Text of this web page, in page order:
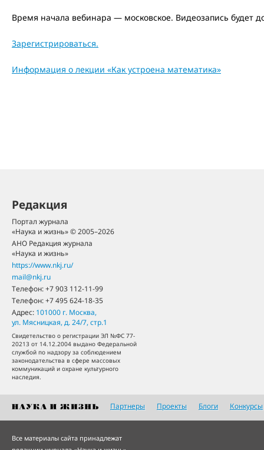
Время начала вебинара — московское. Видеозапись будет
Зарегистрироваться.
Информация о лекции «Как устроена математика»
Редакция
Портал журнала
«Наука и жизнь» © 2005–2026
АНО Редакция журнала
«Наука и жизнь»
https://www.nkj.ru/
mail@nkj.ru
Телефон:+7 903 112-11-99
Телефон:+7 495 624-18-35
Адрес: 101000 г. Москва,
ул. Мясницкая, д. 24/7, стр.1
Свидетельство о регистрации ЭЛ №ФС 77-
20213 от 14.12.2004 выдано Федеральной
службой по надзору за соблюдением
законодательства в сфере массовых
коммуникаций и охране культурного
наследия.
Партнеры Проекты Блоги Конкурсы
Все материалы сайта принадлежат